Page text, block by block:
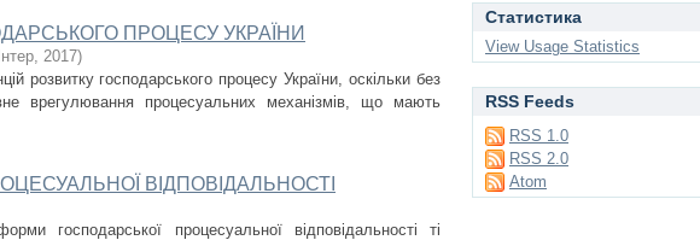
ПРОЦЕСУ УКРАЇНИ
, 2017)
розвитку господарського процесу України, оскільки без
врегулювання процесуальних механізмів, що мають
ВІДПОВІДАЛЬНОСТІ
господарської процесуальної відповідальності ті
Статистика
View Usage Statistics
RSS Feeds
RSS 1.0
RSS 2.0
Atom